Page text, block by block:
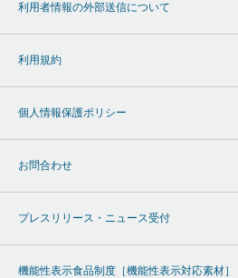
利用者情報の外部送信について
利用規約
個人情報保護ポリシー
お問合わせ
プレスリリース・ニュース受付
機能性表示食品制度［機能性表示対応素材］